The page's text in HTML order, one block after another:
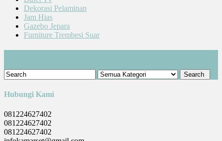
Dekorasi Pelaminan
Jam Hias
Gazebo Jepara
Furniture Trembesi Suar
Hubungi Kami
081224627402
081224627402
081224627402